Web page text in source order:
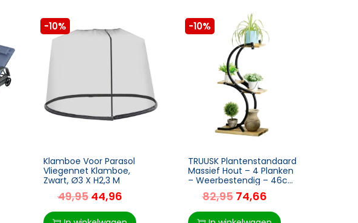
-10%
Klamboe Voor Parasol
Vliegennet Klamboe,
Zwart, Ø3 X H2,3 M
49,95 44,96
-10%
TRUUSK Plantenstandaard
Massief Hout – 4 Planken
– Weerbestendig – 46cm
x 25cm x 91cm – Zwart +
Naturel
82,95 74,66